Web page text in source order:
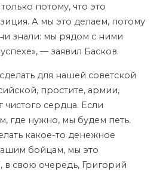
потому, что это
А мы это делаем, потому
знали: мы рядом с ними
— заявил Басков.
для нашей советской
простите, армии,
чистого сердца. Если
где нужно, мы будем петь.
какое-то денежное
бойцам, мы это
, в свою очередь, Григорий